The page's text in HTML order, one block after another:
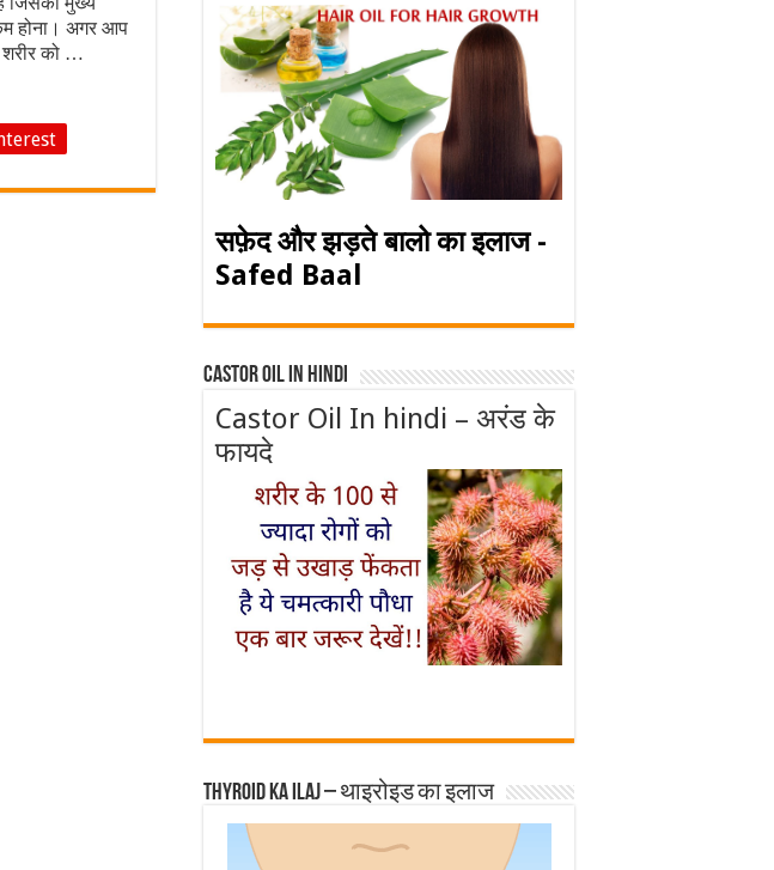
होना। अगर आप
को …
सफ़ेद और झड़ते बालो का इलाज -
Safed Baal
Castor Oil In Hindi
Castor Oil In hindi – अरंड के
फायदे
Thyroid ka ilaj – थाइरोइड का इलाज